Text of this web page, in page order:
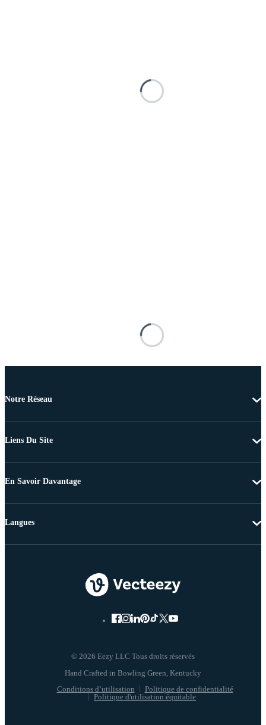
Notre Réseau
Liens Du Site
En Savoir Davantage
© 2026 Eezy LLC Tous droits réservés
Conditions d’utilisation
Politique de confidentialité
Politique d'utilisation équitable
Langues